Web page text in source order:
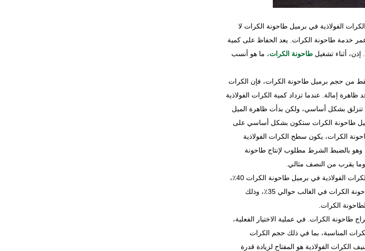
الفولاذية في برميل طاحونة الكرات لا
عمر خدمة طاحونة الكرات. يعد الحفاظ على كمية
إذن، أثناء تشغيلطاحونة الكرات، ما هو أنسب
سرعة دوران طاحونة الكرات ثابتة وحجم الكرات الفولاذية يمثل 10٪ فقط من حجم برميل طاحونة الكرات، فإن الكرات
إمالة. عندما تزداد كمية الكرات الفولاذية
تزال تنزلق بشكل أساسي، ولكن بدأت ظاهرة الميل
فإن الكرات الفولاذية في برميل طاحونة الكرات ستكون بشكل أساسي على
الإجمالية لبرميل طاحونة الكرات، يكون سطح الكرات الفولاذية
بالضبط الشرط مطلوب لإنتاج طاحونة
وما يقرب من النصف مثالي.
وفقًا للنتائج التجريبية، يكون ناتج طاحونة الكرات هو الأعلى عندما تكون كمية تعبئة الكرات الفولاذية في برميل طاحونة الكرات 40٪،
ولكن في الإنتاج الفعلي، يكون معدل ملء الكرات الفولاذية في برميل الطاحونة طاحونة الكرات في الغالب حوالي 35٪، وذلك
الكرات.
طاحونة الكرات. في عملية الاختيار الفعلية،
المناسبة، بما في ذلك حجم الكرات
الكرات الفولاذية هو المفتاح لزيادة قدرة